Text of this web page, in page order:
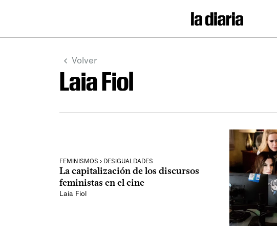
Volver
Laia Fiol
FEMINISMOS › DESIGUALDADES
La capitalización de los discursos
feministas en el cine
Laia Fiol